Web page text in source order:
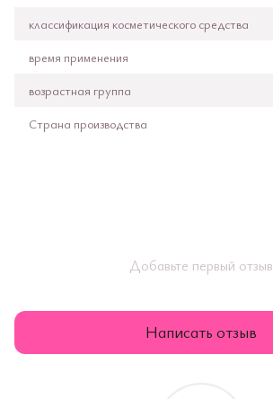
классификация косметического средства
время применения
возрастная группа
Страна производства
Добавьте первый отзыв
Написать отзыв